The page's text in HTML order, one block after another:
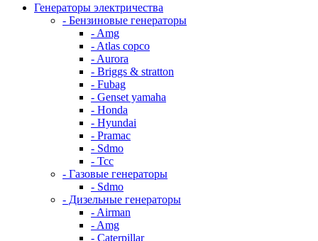
Генераторы электричества
- Бензиновые генераторы
- Amg
- Atlas copco
- Aurora
- Briggs & stratton
- Fubag
- Genset yamaha
- Honda
- Hyundai
- Pramac
- Sdmo
- Тсс
- Газовые генераторы
- Sdmo
- Дизельные генераторы
- Airman
- Amg
- Caterpillar